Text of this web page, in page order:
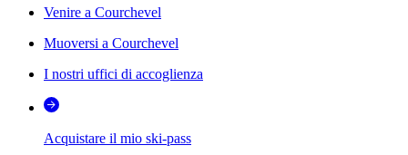
Venire a Courchevel
Muoversi a Courchevel
I nostri uffici di accoglienza
Acquistare il mio ski-pass